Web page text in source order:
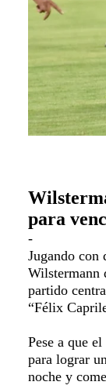
para
-
Jugando
Wilstermann
partido
“Félix
Pese a que
para lograr
noche y